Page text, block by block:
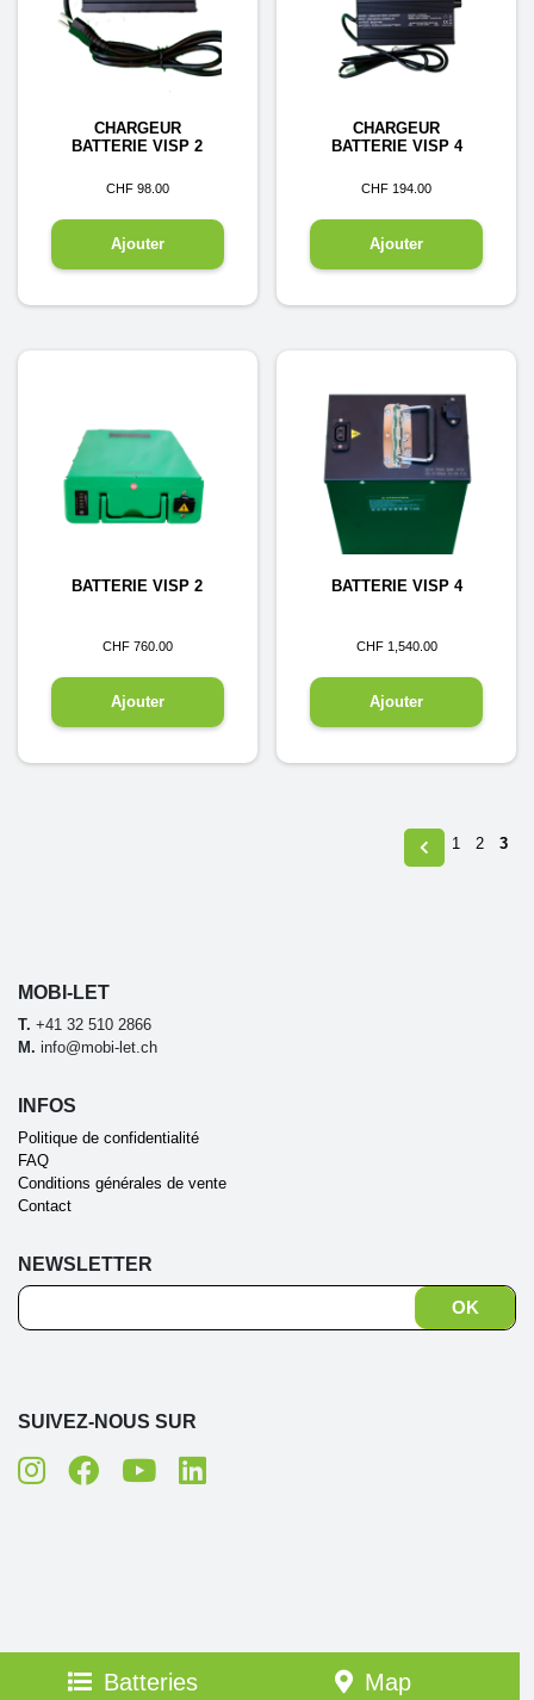
Batteries Map
CHARGEUR
BATTERIE VISP 2
CHF98.00
Ajouter
CHARGEUR
BATTERIE VISP 4
CHF 194.00
Ajouter
BATTERIE VISP 2
CHF760.00
Ajouter
BATTERIE VISP 4
CHF1,540.00
Ajouter
1 2 3
MOBI-LET
T. +41 32 510 2866
M. info@mobi-let.ch
INFOS
Politique de confidentialité
FAQ
Conditions générales de vente
Contact
NEWSLETTER
SUIVEZ-NOUS SUR
Création site internet : web-romandie.ch